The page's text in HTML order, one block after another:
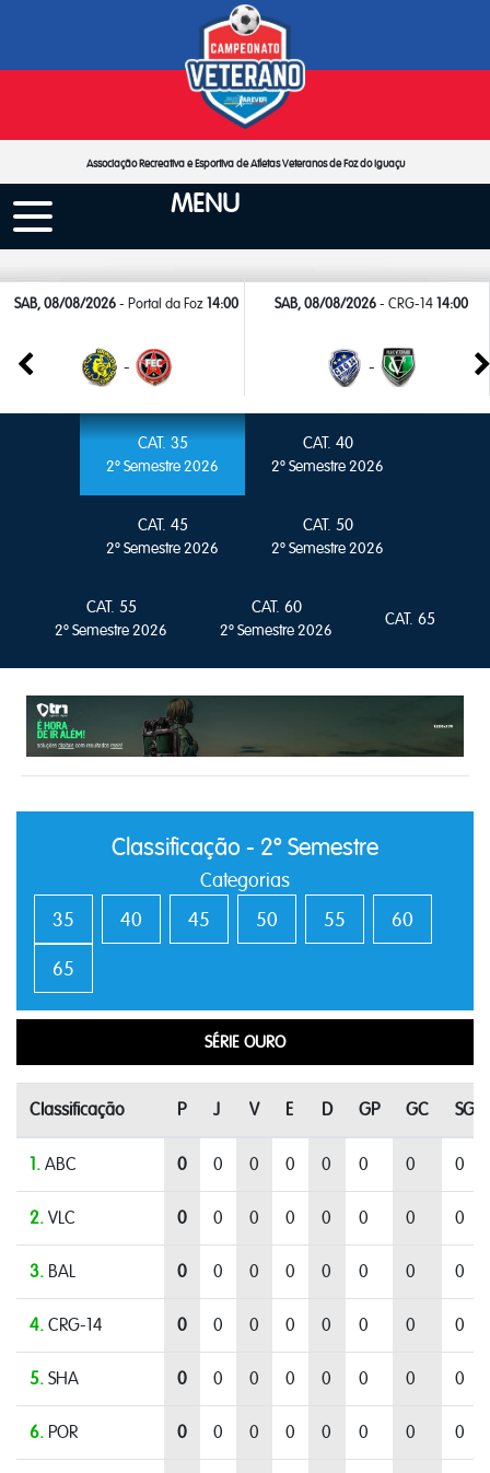
Associação Recreativa e Esportiva de Atletas Veteranos de Foz do Iguaçu
MENU
SAB, 08/08/2026 - Portal da Foz 14:00
-
SAB, 08/08/2026 - CRG-14 14:00
-
CAT. 35
2º Semestre 2026
CAT. 40
2º Semestre 2026
CAT. 45
2º Semestre 2026
CAT. 50
2º Semestre 2026
CAT. 55
2º Semestre 2026
CAT. 60
2º Semestre 2026
CAT. 65
Classificação - 2º Semestre
Categorias
35
40 45 50 55 60
65
SÉRIE OURO
Classificação P J V E D GP GC SG
1. ABC 0 0 0 0 0 0 0 0
2. VLC 0 0 0 0 0 0 0 0
3. BAL 0 0 0 0 0 0 0 0
4. CRG-14 0 0 0 0 0 0 0 0
5. SHA 0 0 0 0 0 0 0 0
6. POR 0 0 0 0 0 0 0 0